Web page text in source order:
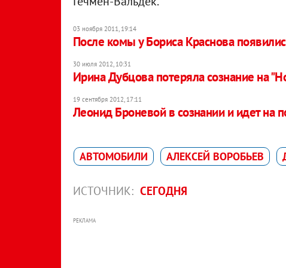
03 ноября 2011, 19:14
После комы у Бориса Краснова
30 июля 2012, 10:31
Ирина Дубцова потеряла сознание на
19 сентября 2012, 17:11
Леонид Броневой в сознании и идет на
АВТОМОБИЛИ АЛЕКСЕЙ ВОРОБЬЕВ
ИСТОЧНИК: СЕГОДНЯ
РЕКЛАМА